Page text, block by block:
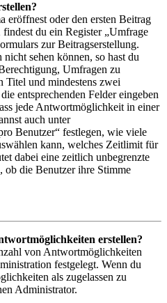
eröffnest oder den ersten Beitrag
findest du ein Register „Umfrage
zur Beitragserstellung.
sehen können, so hast du
Umfragen zu
Titel und mindestens zwei
entsprechenden Felder eingeben
jede Antwortmöglichkeit in einer
auch unter
Benutzer“ festlegen, wie viele
kann, welches Zeitlimit für
dabei eine zeitlich unbegrenzte
die Benutzer ihre Stimme
erstellen?
von Antwortmöglichkeiten
festgelegt. Wenn du
als zugelassen zu
Administrator.